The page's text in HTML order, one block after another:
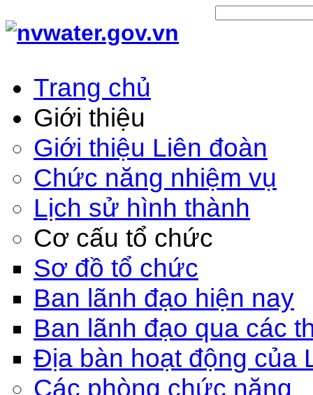
Trang chủ
Giới thiệu
Giới thiệu Liên đoàn
Chức năng nhiệm vụ
Lịch sử hình thành
Cơ cấu tổ chức
Sơ đồ tổ chức
Ban lãnh đạo hiện nay
Ban lãnh đạo qua các
Địa bàn hoạt động của
Các phòng chức năng